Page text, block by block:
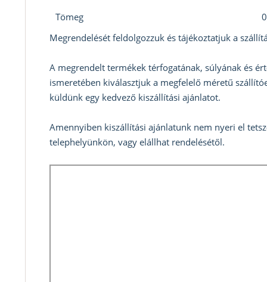
Tömeg
Megrendelését feldolgozzuk és tájékoztatjuk a
A megrendelt termékek térfogatának, súlyának és
ismeretében kiválasztjuk a megfelelő méretű
küldünk egy kedvező kiszállítási ajánlatot.
Amennyiben kiszállítási ajánlatunk nem nyeri el
telephelyünkön, vagy elállhat rendelésétől.